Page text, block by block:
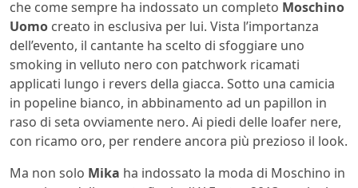
che come sempre ha indossato un completo Moschino
Uomo creato in esclusiva per lui. Vista l’importanza
dell’evento, il cantante ha scelto di sfoggiare uno
smoking in velluto nero con patchwork ricamati
applicati lungo i revers della giacca. Sotto una camicia
in popeline bianco, in abbinamento ad un papillon in
raso di seta ovviamente nero. Ai piedi delle loafer nere,
con ricamo oro, per rendere ancora più prezioso il look.
Ma non solo Mika ha indossato la moda di Moschino in